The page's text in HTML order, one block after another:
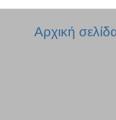
Αρχική